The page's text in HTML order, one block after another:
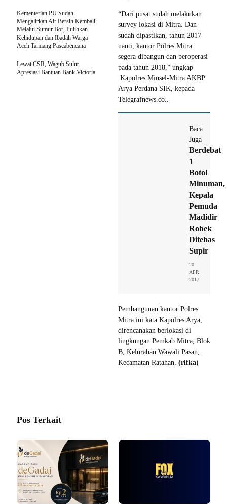
“Dari pusat sudah melakukan
survey lokasi di Mitra. Dan
sudah dipastikan, tahun 2017
nanti, kantor Polres Mitra
segera dibangun dan beroperasi
pada tahun 2018,” ungkap
Kapolres Minsel-Mitra AKBP
Arya Perdana SIK, kepada
Telegrafnews.co..
Baca
Juga
Berdebat
1
Botol
Minuman,
Kepala
Pemuda
Madidir
Robek
Ditebas
Supir
20
APR
2017
Pembangunan kantor Polres
Mitra ini kata Kapolres Arya,
direncanakan berlokasi di
lingkungan Pemkab Mitra, Blok
B, Kelurahan Wawali Pasan,
Kecamatan Ratahan. (rifka)
Kementerian PU Sudah
Mengalirkan Air Bersih Kembali
Melalui Sumur Bor, Pulihkan
Kehidupan dan Ibadah Warga
Aceh Tamiang Pascabencana
Lewat CSR, Wagub Sulut
Apresiasi Bantuan Bank Victoria
Pos Terkait